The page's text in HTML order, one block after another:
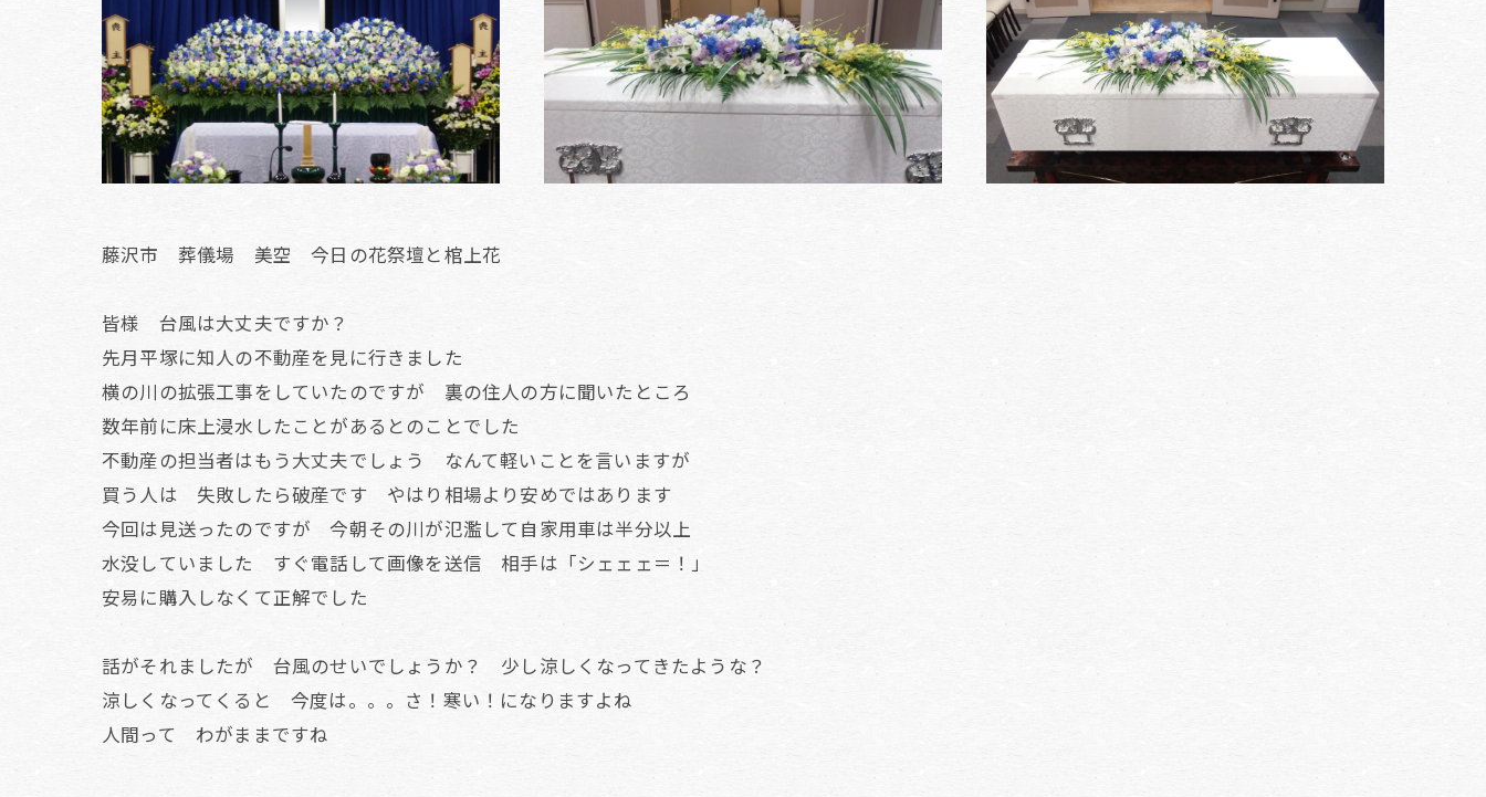
藤沢市 葬儀場 美空 今日の花祭壇と棺上花
皆様 台風は大丈夫ですか？
先月平塚に知人の不動産を見に行きました
横の川の拡張工事をしていたのですが 裏の住人の方に聞いたところ
数年前に床上浸水したことがあるとのことでした
不動産の担当者はもう大丈夫でしょう なんて軽いことを言いますが
買う人は 失敗したら破産です やはり相場より安めではあります
今回は見送ったのですが 今朝その川が氾濫して自家用車は半分以上
水没していました すぐ電話して画像を送信 相手は「シェェェ＝！」
安易に購入しなくて正解でした
話がそれましたが 台風のせいでしょうか？ 少し涼しくなってきたような？
涼しくなってくると 今度は。。。さ！寒い！になりますよね
人間って わがままですね